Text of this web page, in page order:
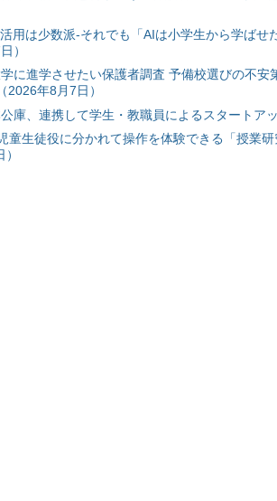
用は少数派-それでも「AIは小学生から学ばせ
）
に進学させたい保護者調査 予備校選びの不安
2026年8月7日）
庫、連携して学生・教職員によるスタートア
童生徒役に分かれて操作を体験できる「授業